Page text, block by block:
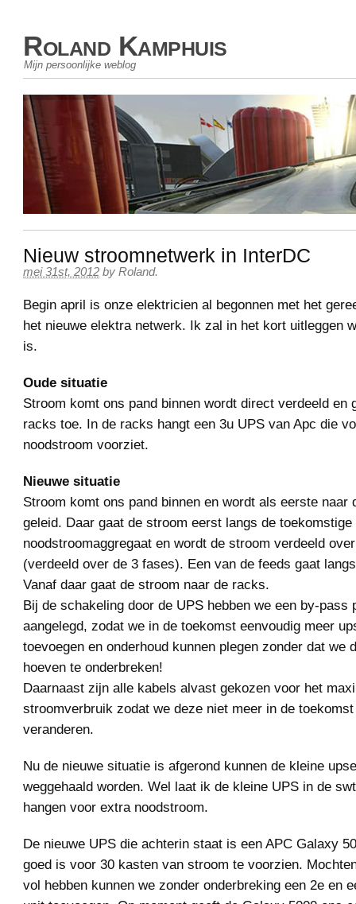
Roland Kamphuis
Mijn persoonlijke weblog
Nieuw stroomnetwerk in InterDC
mei 31st, 2012 by Roland.
Begin april is onze elektricien al begonnen met het
het nieuwe elektra netwerk. Ik zal in het kort uitleggen
is.
Oude situatie
Stroom komt ons pand binnen wordt direct verdeeld en
racks toe. In de racks hangt een 3u UPS van Apc die
noodstroom voorziet.
Nieuwe situatie
Stroom komt ons pand binnen en wordt als eerste naar
geleid. Daar gaat de stroom eerst langs de toekomstige
noodstroomaggregaat en wordt de stroom verdeeld
(verdeeld over de 3 fases). Een van de feeds gaat
Vanaf daar gaat de stroom naar de racks.
Bij de schakeling door de UPS hebben we een by-pass
aangelegd, zodat we in de toekomst eenvoudig meer
toevoegen en onderhoud kunnen plegen zonder dat we
hoeven te onderbreken!
Daarnaast zijn alle kabels alvast gekozen voor het
stroomverbruik zodat we deze niet meer in de
veranderen.
Nu de nieuwe situatie is afgerond kunnen de kleine
weggehaald worden. Wel laat ik de kleine UPS in de
hangen voor extra noodstroom.
De nieuwe UPS die achterin staat is een APC Galaxy
goed is voor 30 kasten van stroom te voorzien.
vol hebben kunnen we zonder onderbreking een 2e en